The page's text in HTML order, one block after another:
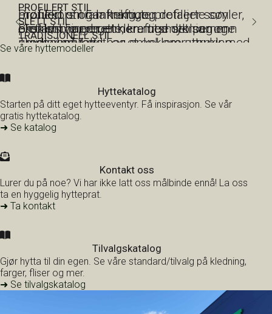
PROFILERT STIL
Profilert stil har kraftige, profilerte søyler, profilert omramming, og detaljer som mønekors og lafteknuter.
SLETT STIL
Slett stil har en enklere utsmykning enn profilert, med rette, kraftige stolper og omramminger – men med det samme eksklusive preget.
TRADISJONELL STIL
Tradisjonell stil har et enklere uttrykk med shingel på taket, og enkel omramming rundt vinduene.
Se våre hyttemodeller
Hyttekatalog
Starten på ditt eget hytteeventyr. Få inspirasjon. Se vår
gratis hyttekatalog.
➜ Se katalog
Kontakt oss
Lurer du på noe? Vi har ikke latt oss målbinde ennå! La oss
ta en hyggelig hytteprat.
➜ Ta kontakt
Tilvalgskatalog
Gjør hytta til din egen. Se våre standard/tilvalg på kledning,
farger, fliser og mer.
➜ Se tilvalgskatalog